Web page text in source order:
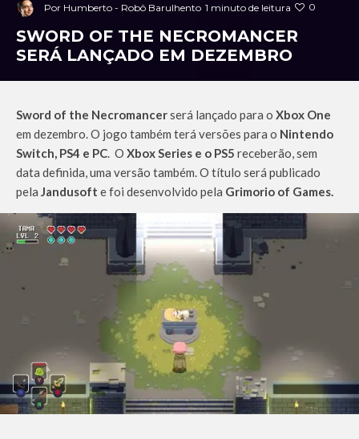
Por Humberto - Robô Barulhento 1 minuto de leitura 0
SWORD OF THE NECROMANCER
SERÁ LANÇADO EM DEZEMBRO
Sword of the Necromancerserá lançado para o Xbox One
em dezembro. O jogo também terá versões para o Nintendo
Switch, PS4 e PC . O Xbox Series e o PS5 receberão, sem
data definida, uma versão também. O título será publicado
pela Jandusoft e foi desenvolvido pela Grimorio of Games.